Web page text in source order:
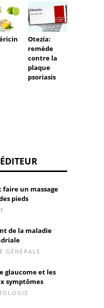
Otezia:
remède
contre la
plaque
psoriasis
faire un massage
pieds
de la maladie
GÉNÉRALE
glaucome et les
symptômes